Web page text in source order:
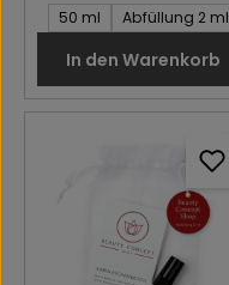
Inhalt des Artikel:
50 ml Abfüllung 2 ml
In den Warenkorb